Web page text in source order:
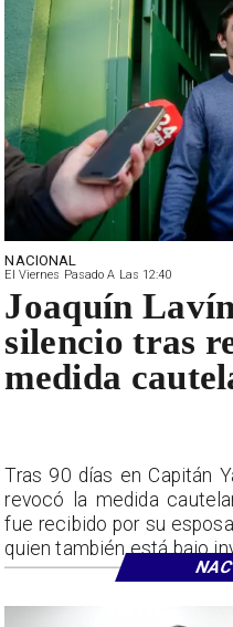
NACIONAL
El Viernes Pasado A Las 12:40
Joaquín
silencio tras
medida
Tras 90 días en Capitán
revocó la medida
fue recibido por su
quien también está bajo